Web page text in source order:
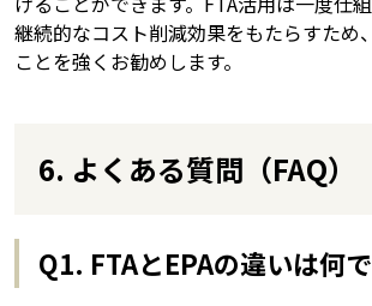
継続的なコスト削減効果をもたらすため
ことを強くお勧めします。
6. よくある質問（FAQ）
Q1. FTAとEPAの違いは何